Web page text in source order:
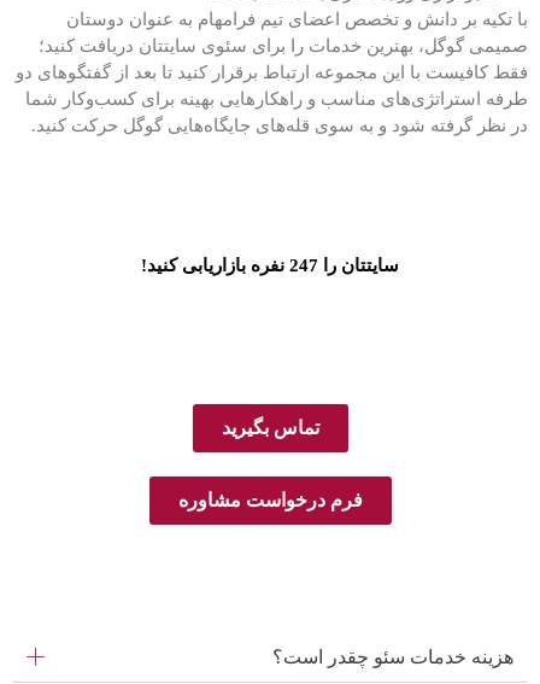
با تکیه بر دانش و تخصص اعضای تیم فرامهام به عنوان دوستان
صمیمی گوگل، بهترین خدمات را برای سئوی سایتتان دریافت کنید؛
فقط کافیست با این مجموعه ارتباط برقرار کنید تا بعد از گفتگوهای دو
طرفه استراتژی‌های مناسب و راهکارهایی بهینه برای کسب‌وکار شما
در نظر گرفته شود و به سوی قله‌های جایگاه‌هایی گوگل حرکت کنید.
سایتتان را 247 نفره بازاریابی کنید!
تماس بگیرید
فرم درخواست مشاوره
هزینه خدمات سئو چقدر است؟